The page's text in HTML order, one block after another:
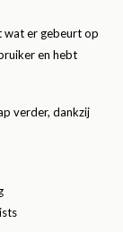
wat er gebeurt op
en hebt
verder, dankzij